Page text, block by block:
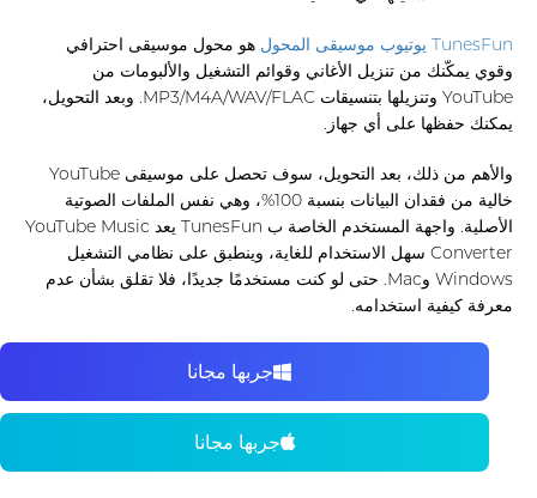
TunesFun يوتيوب موسيقى المحول
هو محول موسيقى احترافي
وقوي يمكّنك من تنزيل الأغاني وقوائم التشغيل والألبومات من
YouTube وتنزيلها بتنسيقات MP3/M4A/WAV/FLAC. وبعد التحويل،
يمكنك حفظها على أي جهاز.
والأهم من ذلك، بعد التحويل، سوف تحصل على موسيقى YouTube
خالية من فقدان البيانات بنسبة 100%، وهي نفس الملفات الصوتية
الأصلية. واجهة المستخدم الخاصة ب TunesFun يعد YouTube Music
Converter سهل الاستخدام للغاية، وينطبق على نظامي التشغيل
Windows وMac. حتى لو كنت مستخدمًا جديدًا، فلا تقلق بشأن عدم
معرفة كيفية استخدامه.
جربها مجانا
جربها مجانا